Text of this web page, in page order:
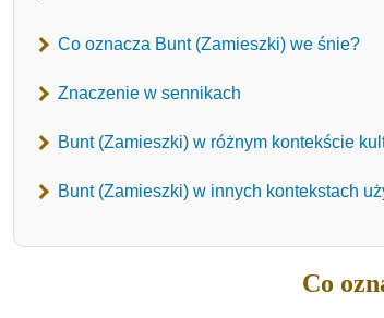
Co oznacza Bunt (Zamieszki) we śnie?
Znaczenie w sennikach
Bunt (Zamieszki) w różnym kontekście
Bunt (Zamieszki) w innych kontekstach
Co